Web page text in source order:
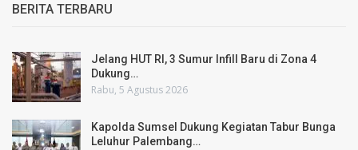
BERITA TERBARU
Jelang HUT RI, 3 Sumur Infill Baru di Zona 4
Dukung…
Rabu, 5 Agustus 2026
Kapolda Sumsel Dukung Kegiatan Tabur Bunga
Leluhur Palembang…